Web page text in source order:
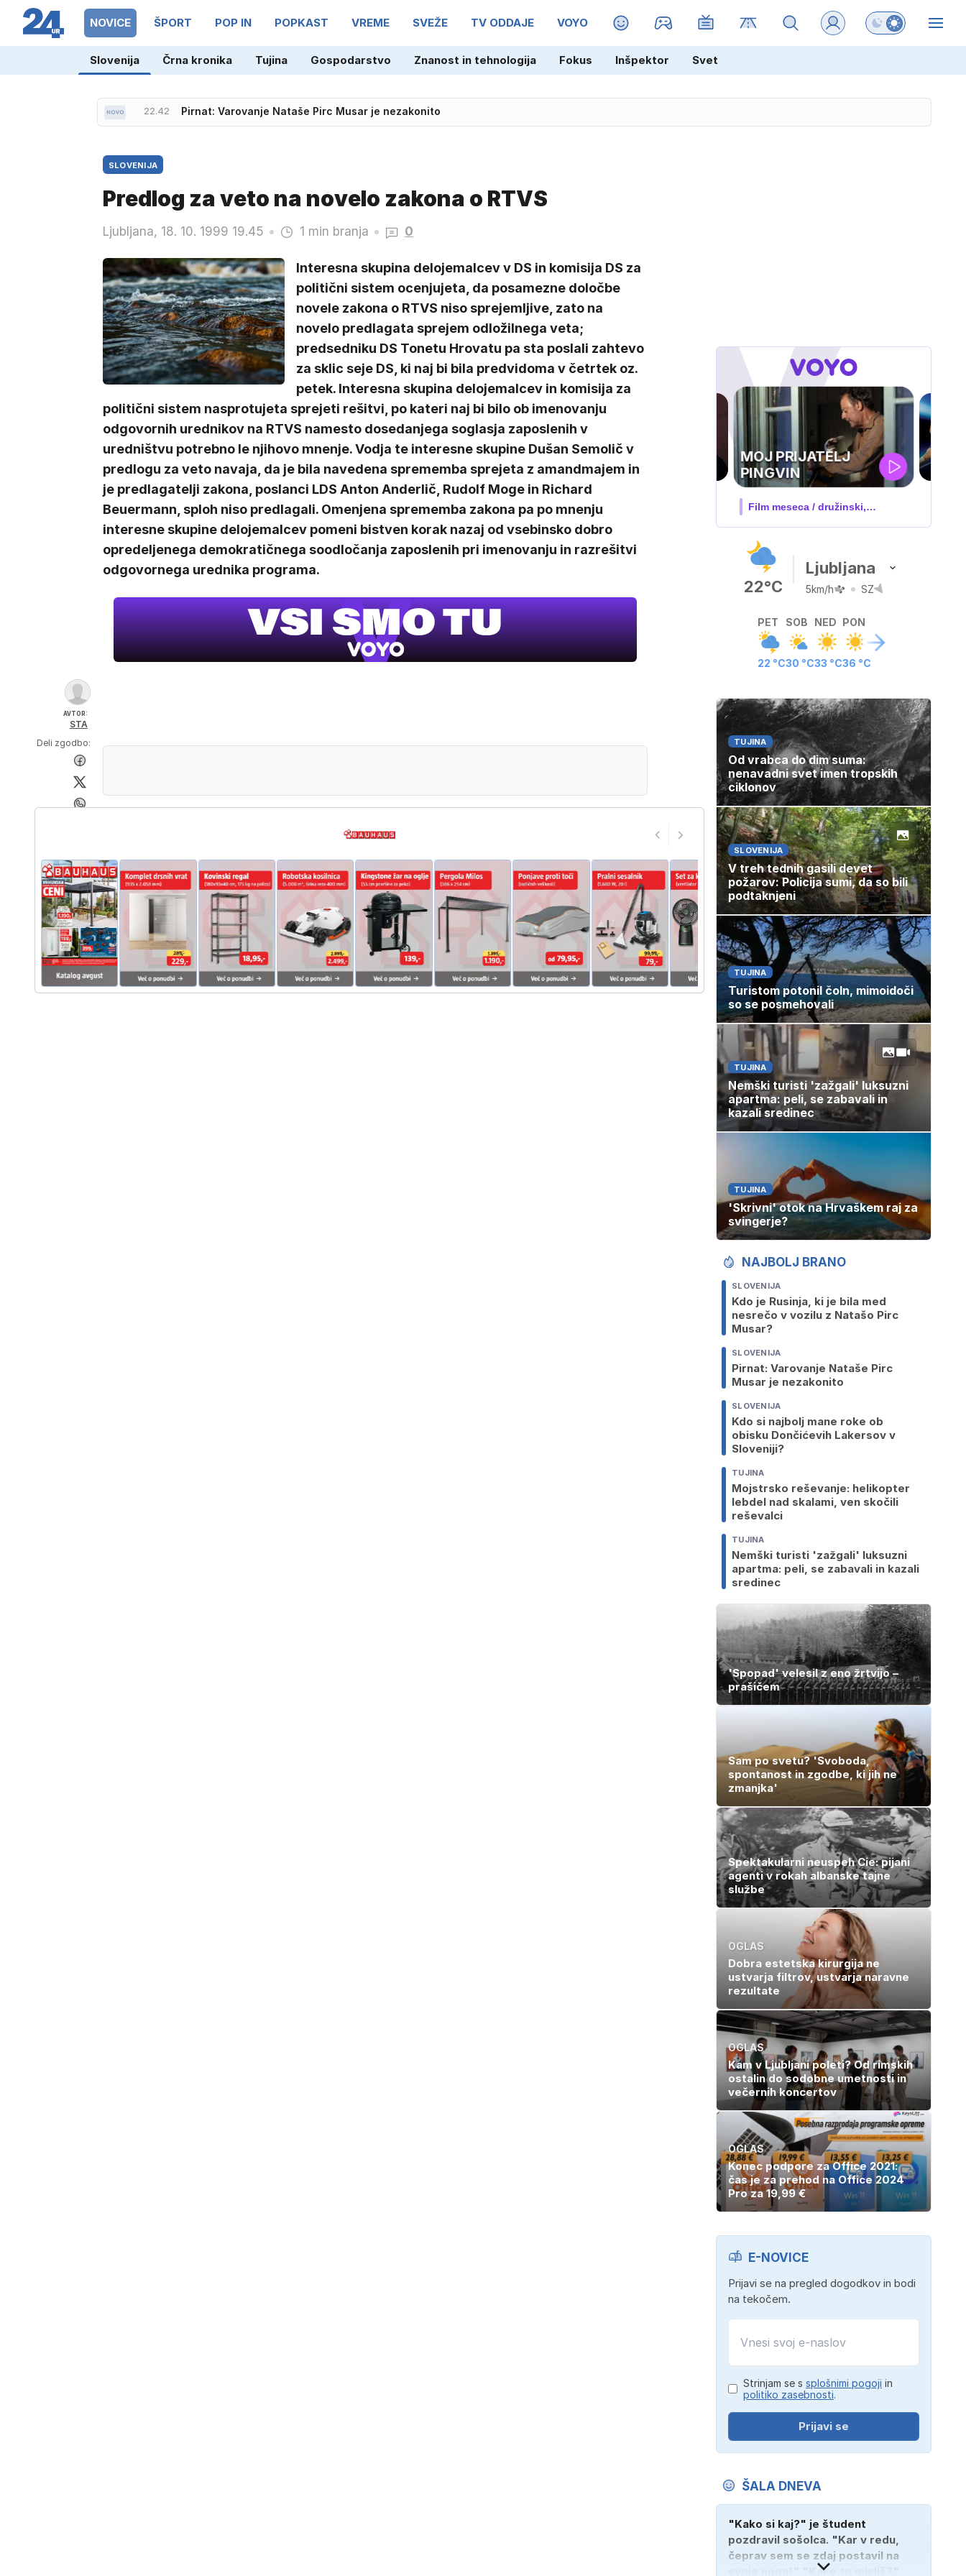
NOVICE ŠPORT POP IN POPKAST VREME SVEŽE TV ODDAJE VOYO MAGAZIN Preklopi barvni
Slovenija Črna kronika Tujina Gospodarstvo Znanost in tehnologija Fokus Inšpektor Svet
22.42 Pirnat: Varovanje Nataše Pirc Musar je nezakonito
SLOVENIJA
Predlog za veto na novelo zakona o RTVS
Ljubljana, 18. 10. 1999 19.45 1 min branja 0
Interesna skupina delojemalcev v DS in komisija DS za
politični sistem ocenjujeta, da posamezne določbe
novele zakona o RTVS niso sprejemljive, zato na
novelo predlagata sprejem odložilnega veta;
predsedniku DS Tonetu Hrovatu pa sta poslali zahtevo
za sklic seje DS, ki naj bi bila predvidoma v četrtek oz.
petek. Interesna skupina delojemalcev in komisija za
politični sistem nasprotujeta sprejeti rešitvi, po kateri naj bi bilo ob imenovanju
odgovornih urednikov na RTVS namesto dosedanjega soglasja zaposlenih v
uredništvu potrebno le njihovo mnenje. Vodja te interesne skupine Dušan Semolič v
predlogu za veto navaja, da je bila navedena sprememba sprejeta z amandmajem in
je predlagatelji zakona, poslanci LDS Anton Anderlič, Rudolf Moge in Richard
Beuermann, sploh niso predlagali. Omenjena sprememba zakona pa po mnenju
interesne skupine delojemalcev pomeni bistven korak nazaj od vsebinsko dobro
opredeljenega demokratičnega soodločanja zaposlenih pri imenovanju in razrešitvi
odgovornega urednika programa.
AVTOR:
STA
Deli zgodbo:
MOJ PRIJATELJ
PINGVIN
Film meseca / družinski,
pustolovski
22°C
Ljubljana
5km/h SZ
PET
22 °C
SOB
30 °C
NED
33 °C
PON
36 °C
TUJINA
Od vrabca do dim suma:
nenavadni svet imen tropskih
ciklonov
SLOVENIJA
V treh tednih gasili devet
požarov: Policija sumi, da so bili
podtaknjeni
TUJINA
Turistom potonil čoln, mimoidoči
so se posmehovali
TUJINA
Nemški turisti 'zažgali' luksuzni
apartma: peli, se zabavali in
kazali sredinec
TUJINA
'Skrivni' otok na Hrvaškem raj za
svingerje?
NAJBOLJ BRANO
SLOVENIJA
Kdo je Rusinja, ki je bila med
nesrečo v vozilu z Natašo Pirc
Musar?
SLOVENIJA
Pirnat: Varovanje Nataše Pirc
Musar je nezakonito
SLOVENIJA
Kdo si najbolj mane roke ob
obisku Dončićevih Lakersov v
Sloveniji?
TUJINA
Mojstrsko reševanje: helikopter
lebdel nad skalami, ven skočili
reševalci
TUJINA
Nemški turisti 'zažgali' luksuzni
apartma: peli, se zabavali in kazali
sredinec
'Spopad' velesil z eno žrtvijo –
prašičem
Sam po svetu? 'Svoboda,
spontanost in zgodbe, ki jih ne
zmanjka'
Spektakularni neuspeh Cie: pijani
agenti v rokah albanske tajne
službe
OGLAS
Dobra estetska kirurgija ne
ustvarja filtrov, ustvarja naravne
rezultate
OGLAS
Kam v Ljubljani poleti? Od rimskih
ostalin do sodobne umetnosti in
večernih koncertov
OGLAS
Konec podpore za Office 2021:
čas je za prehod na Office 2024
Pro za 19,99 €
E-NOVICE
Prijavi se na pregled dogodkov in bodi
na tekočem.
Strinjam se s splošnimi pogoji in
politiko zasebnosti.
Prijavi se
ŠALA DNEVA
"Kako si kaj?" je študent
pozdravil sošolca. "Kar v redu,
čeprav sem se zdaj postavil na
svoje noge!" "Kako to misliš?"